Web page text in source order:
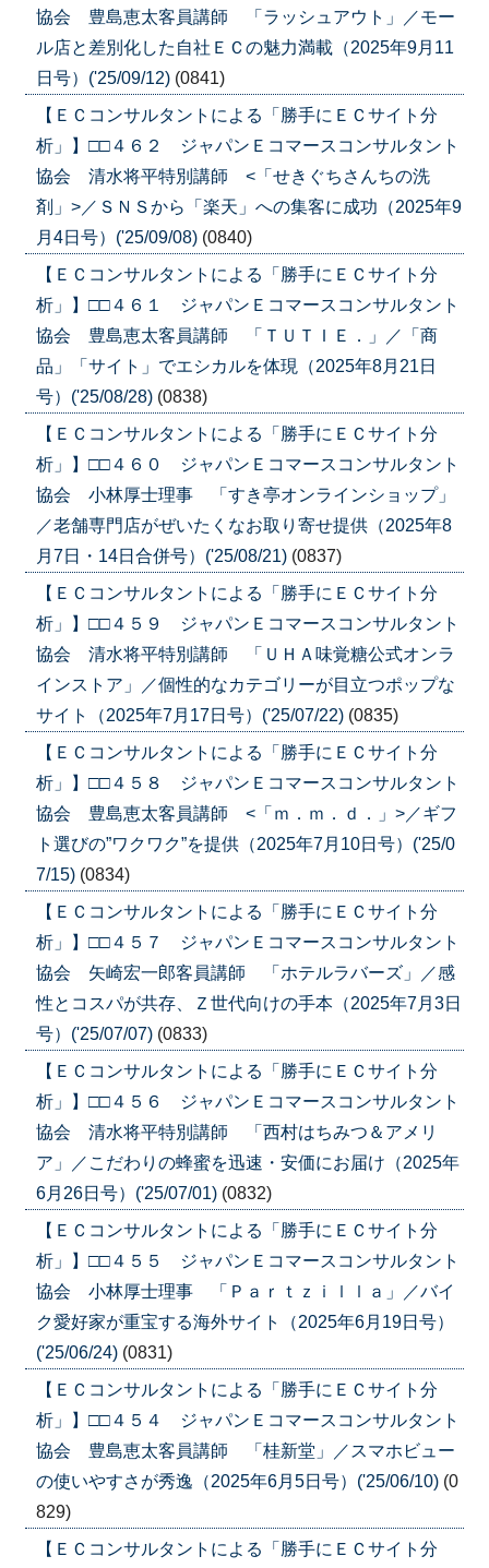
協会 豊島恵太客員講師 「ラッシュアウト」／モー
ル店と差別化した自社ＥＣの魅力満載（2025年9月11
日号）('25/09/12) (0841)
【ＥＣコンサルタントによる「勝手にＥＣサイト分
析」】□□４６２ ジャパンＥコマースコンサルタント
協会 清水将平特別講師 <「せきぐちさんちの洗
剤」>／ＳＮＳから「楽天」への集客に成功（2025年9
月4日号）('25/09/08) (0840)
【ＥＣコンサルタントによる「勝手にＥＣサイト分
析」】□□４６１ ジャパンＥコマースコンサルタント
協会 豊島恵太客員講師 「ＴＵＴＩＥ．」／「商
品」「サイト」でエシカルを体現（2025年8月21日
号）('25/08/28) (0838)
【ＥＣコンサルタントによる「勝手にＥＣサイト分
析」】□□４６０ ジャパンＥコマースコンサルタント
協会 小林厚士理事 「すき亭オンラインショップ」
／老舗専門店がぜいたくなお取り寄せ提供（2025年8
月7日・14日合併号）('25/08/21) (0837)
【ＥＣコンサルタントによる「勝手にＥＣサイト分
析」】□□４５９ ジャパンＥコマースコンサルタント
協会 清水将平特別講師 「ＵＨＡ味覚糖公式オンラ
インストア」／個性的なカテゴリーが目立つポップな
サイト（2025年7月17日号）('25/07/22) (0835)
【ＥＣコンサルタントによる「勝手にＥＣサイト分
析」】□□４５８ ジャパンＥコマースコンサルタント
協会 豊島恵太客員講師 <「ｍ．ｍ．ｄ．」>／ギフ
ト選びの”ワクワク”を提供（2025年7月10日号）('25/0
7/15) (0834)
【ＥＣコンサルタントによる「勝手にＥＣサイト分
析」】□□４５７ ジャパンＥコマースコンサルタント
協会 矢崎宏一郎客員講師 「ホテルラバーズ」／感
性とコスパが共存、Ｚ世代向けの手本（2025年7月3日
号）('25/07/07) (0833)
【ＥＣコンサルタントによる「勝手にＥＣサイト分
析」】□□４５６ ジャパンＥコマースコンサルタント
協会 清水将平特別講師 「西村はちみつ＆アメリ
ア」／こだわりの蜂蜜を迅速・安価にお届け（2025年
6月26日号）('25/07/01) (0832)
【ＥＣコンサルタントによる「勝手にＥＣサイト分
析」】□□４５５ ジャパンＥコマースコンサルタント
協会 小林厚士理事 「Ｐａｒｔｚｉｌｌａ」／バイ
ク愛好家が重宝する海外サイト（2025年6月19日号）
('25/06/24) (0831)
【ＥＣコンサルタントによる「勝手にＥＣサイト分
析」】□□４５４ ジャパンＥコマースコンサルタント
協会 豊島恵太客員講師 「桂新堂」／スマホビュー
の使いやすさが秀逸（2025年6月5日号）('25/06/10) (0
829)
【ＥＣコンサルタントによる「勝手にＥＣサイト分